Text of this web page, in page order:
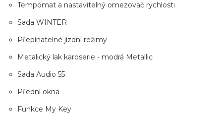
Tempomat a nastavitelný omezovač rychlosti
Sada WINTER
Přepínatelné jízdní režimy
Metalický lak karoserie - modrá Metallic
Sada Audio 55
Přední okna
Funkce My Key